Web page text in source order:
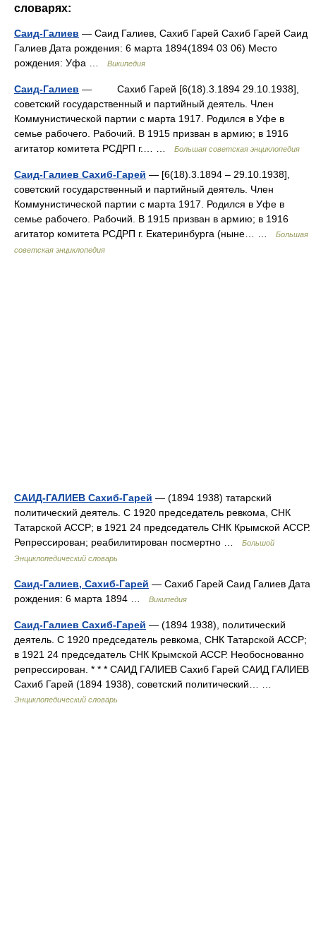
словарях:
Саид-Галиев — Саид Галиев, Сахиб Гарей Сахиб Гарей Саид
Галиев Дата рождения: 6 марта 1894(1894 03 06) Место
рождения: Уфа …
Википедия
Саид-Галиев — Сахиб Гарей [6(18).3.1894 29.10.1938],
советский государственный и партийный деятель. Член
Коммунистической партии с марта 1917. Родился в Уфе в
семье рабочего. Рабочий. В 1915 призван в армию; в 1916
агитатор комитета РСДРП г.… …
Большая советская энциклопедия
Саид-Галиев Сахиб-Гарей — [6(18).3.1894 ‒ 29.10.1938],
советский государственный и партийный деятель. Член
Коммунистической партии с марта 1917. Родился в Уфе в
семье рабочего. Рабочий. В 1915 призван в армию; в 1916
агитатор комитета РСДРП г. Екатеринбурга (ныне… …
Большая
советская энциклопедия
САИД-ГАЛИЕВ Сахиб-Гарей — (1894 1938) татарский
политический деятель. С 1920 председатель ревкома, СНК
Татарской АССР; в 1921 24 председатель СНК Крымской АССР.
Репрессирован; реабилитирован посмертно …
Большой
Энциклопедический словарь
Саид-Галиев, Сахиб-Гарей — Сахиб Гарей Саид Галиев Дата
рождения: 6 марта 1894 …
Википедия
Саид-Галиев Сахиб-Гарей — (1894 1938), политический
деятель. С 1920 председатель ревкома, СНК Татарской АССР;
в 1921 24 председатель СНК Крымской АССР. Необоснованно
репрессирован. * * * САИД ГАЛИЕВ Сахиб Гарей САИД ГАЛИЕВ
Сахиб Гарей (1894 1938), советский политический… …
Энциклопедический словарь